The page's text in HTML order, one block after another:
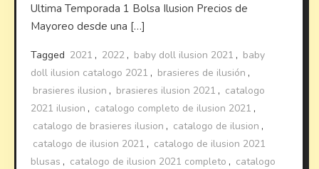
Ultima Temporada 1 Bolsa Ilusion Precios de
Mayoreo desde una […]
Tagged 2021 , 2022 , baby doll ilusion 2021 , baby
doll ilusion catalogo 2021 , brasieres de ilusión ,
brasieres ilusion , brasieres ilusion 2021 , catalogo
2021 ilusion , catalogo completo de ilusion 2021 ,
catalogo de brasieres ilusion , catalogo de ilusion ,
catalogo de ilusion 2021 , catalogo de ilusion 2021
blusas , catalogo de ilusion 2021 completo , catalogo